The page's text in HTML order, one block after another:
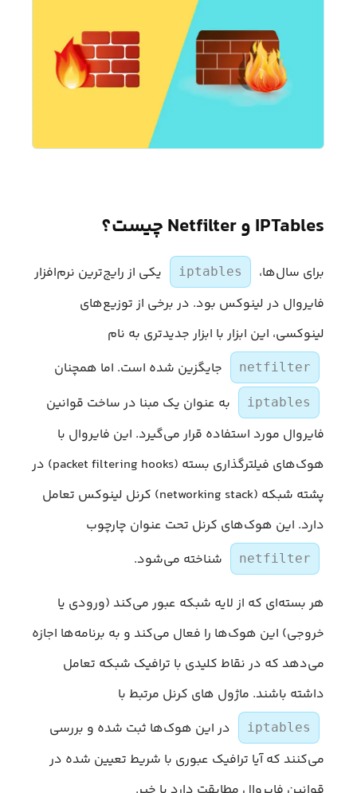
IPTables و Netfilter چیست؟
برای سال‌ها، iptables
یکی از رایج‌ترین نرم‌افزار
فایروال در لینوکس بود. در برخی از توزیع‌های
لینوکسی، این ابزار با ابزار جدیدتری به نام
netfilter جایگزین شده است. اما همچنان
iptables
به عنوان یک مبنا در ساخت قوانین
فایروال مورد استفاده قرار می‌گیرد. این فایروال با
هوک‌های فیلترگذاری بسته (packet filtering hooks) در
پشته شبکه (networking stack) کرنل لینوکس تعامل
دارد. این هوک‌های کرنل تحت عنوان چارچوب
netfilter شناخته می‌شود.
هر بسته‌ای که از لایه شبکه عبور می‌کند (ورودی یا
خروجی) این هوک‌ها را فعال می‌کند و به برنامه‌ها اجازه
می‌دهد که در نقاط کلیدی با ترافیک شبکه تعامل
داشته باشند. ماژول های کرنل مرتبط با
iptables
در این هوک‌ها ثبت شده و بررسی
می‌کنند که آیا ترافیک عبوری با شریط تعیین شده در